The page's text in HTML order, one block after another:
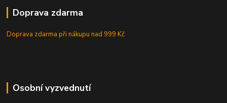
Doprava zdarma
Doprava zdarma při nákupunad 999 Kč
Osobní vyzvednutí